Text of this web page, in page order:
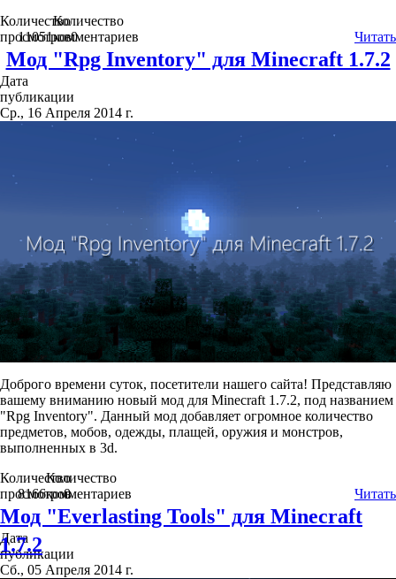
Количество
просмотров
11051
Количество
комментариев
0 Читать
Мод "Rpg Inventory" для Minecraft 1.7.2
Дата
публикации
Ср., 16 Апреля 2014 г.
Доброго времени суток, посетители нашего сайта! Представляю
вашему вниманию новый мод для Minecraft 1.7.2, под названием
"Rpg Inventory". Данный мод добавляет огромное количество
предметов, мобов, одежды, плащей, оружия и монстров,
выполненных в 3d.
Количество
просмотров
8166
Количество
комментариев
0 Читать
Мод "Everlasting Tools" для Minecraft
1.7.2
Дата
публикации
Сб., 05 Апреля 2014 г.